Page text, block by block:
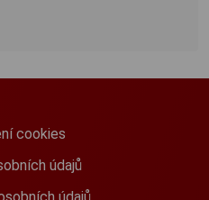
cookies
údajů
údajů